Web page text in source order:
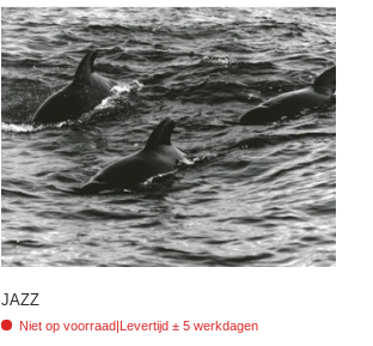
JAZZ
Niet op voorraad|Levertijd ± 5 werkdagen